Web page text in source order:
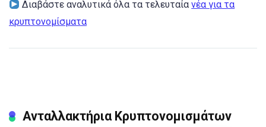
Διαβάστε αναλυτικά όλα τα τελευταίανέα για τα
κρυπτονομίσματα
Ανταλλακτήρια Κρυπτονομισμάτων